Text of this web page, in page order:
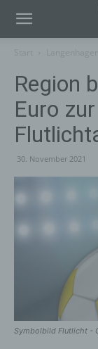
Region
Euro
30. November 2021
Symbolbild Flutlicht -